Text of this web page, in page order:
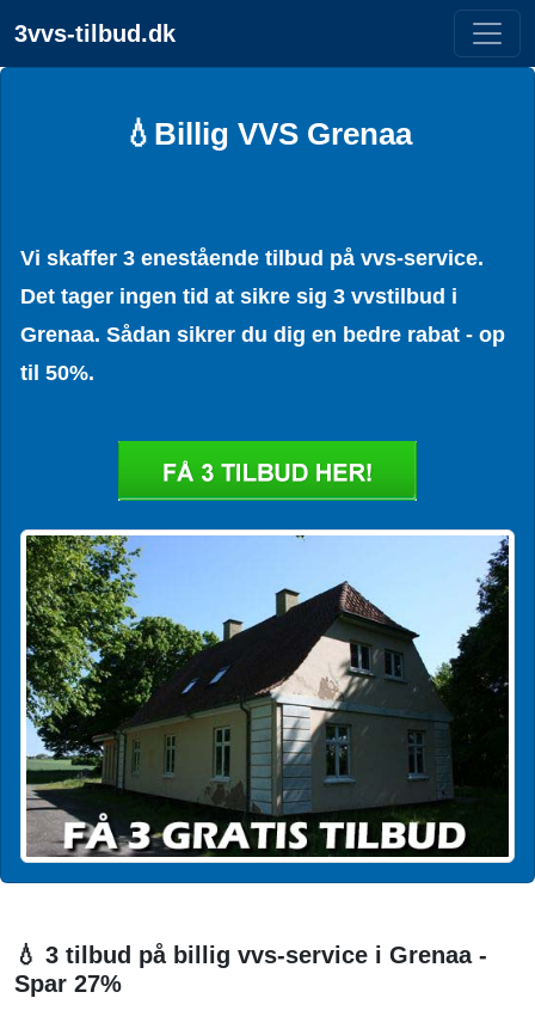
3vvs-tilbud.dk
💧Billig VVS Grenaa
Vi skaffer 3 enestående tilbud på vvs-service.
Det tager ingen tid at sikre sig 3 vvstilbud i
Grenaa. Sådan sikrer du dig en bedre rabat - op
til 50%.
💧 3 tilbud på billig vvs-service i Grenaa -
Spar 27%